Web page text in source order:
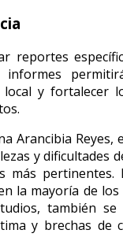
reportes
informes
local y fortalecer
Arancibia Reyes,
y dificultades
más pertinentes.
la mayoría de los
también se
y brechas de